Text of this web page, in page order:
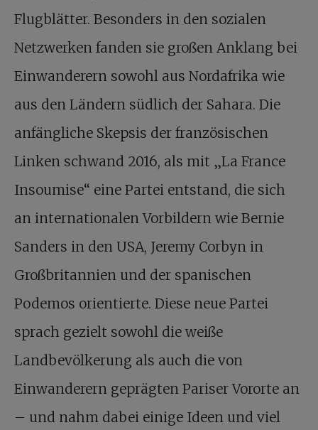
Flugblätter. Besonders in den sozialen
Netzwerken fanden sie großen Anklang bei
Einwanderern sowohl aus Nordafrika wie
aus den Ländern südlich der Sahara. Die
anfängliche Skepsis der französischen
Linken schwand 2016, als mit „La France
Insoumise“ eine Partei entstand, die sich
an internationalen Vorbildern wie Bernie
Sanders in den USA, Jeremy Corbyn in
Großbritannien und der spanischen
Podemos orientierte. Diese neue Partei
sprach gezielt sowohl die weiße
Landbevölkerung als auch die von
Einwanderern geprägten Pariser Vororte an
– und nahm dabei einige Ideen und viel